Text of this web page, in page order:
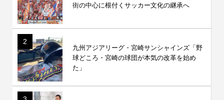
街の中心に根付くサッカー文化の継承へ
2
九州アジアリーグ・宮崎サンシャインズ「野
球どころ・宮崎の球団が本気の改革を始め
た」